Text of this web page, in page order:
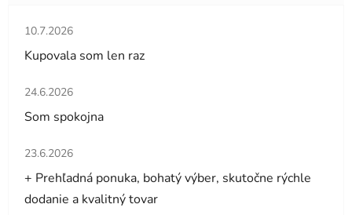
Hodnotenie obchodu je 5 z 5 hviezdičiek.
10.7.2026
Kupovala som len raz
Hodnotenie obchodu je 5 z 5 hviezdičiek.
24.6.2026
Som spokojna
Hodnotenie obchodu je 5 z 5 hviezdičiek.
23.6.2026
+ Prehľadná ponuka, bohatý výber, skutočne rýchle
dodanie a kvalitný tovar